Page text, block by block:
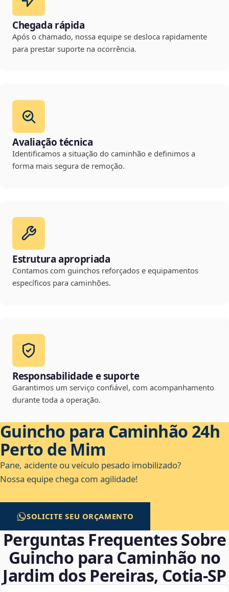
Chegada rápida
Após o chamado, nossa equipe se desloca rapidamente
para prestar suporte na ocorrência.
Avaliação técnica
Identificamos a situação do caminhão e definimos a
forma mais segura de remoção.
Estrutura apropriada
Contamos com guinchos reforçados e equipamentos
específicos para caminhões.
Responsabilidade e suporte
Garantimos um serviço confiável, com acompanhamento
durante toda a operação.
Guincho para Caminhão 24h
Perto de Mim
Pane, acidente ou veículo pesado imobilizado?
Nossa equipe chega com agilidade!
SOLICITE SEU ORÇAMENTO
Perguntas Frequentes Sobre
Guincho para Caminhão no
Jardim dos Pereiras, Cotia‑SP